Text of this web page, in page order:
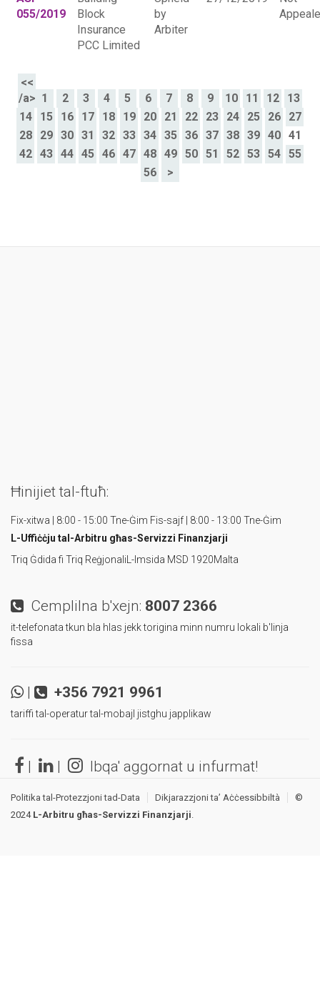
055/2019
Block
Insurance
PCC Limited
by
Arbiter
<<
/a> 1 2 3 4 5 6 7 8 9 10 11 12
13
14
15 16 17 18 19 20 21 22 23 24 25 26
27
28
29 30 31 32 33 34 35 36 37 38 39 40
41
42
43 44 45 46 47 48 49 50 51 52 53 54
55
56
>
Ħinijiet tal-ftuħ:
Fix-xitwa | 8:00 - 15:00 Tne-Ġim Fis-sajf | 8:00 - 13:00 Tne-Ġim
L-Uffiċċju tal-Arbitru għas-Servizzi Finanzjarji
Triq Ġdida fi Triq Reġjonali L-Imsida MSD 1920Malta
Cemplilna b'xejn: 8007 2366
it-telefonata tkun bla hlas jekk torigina minn numru lokali b'linja
fissa
| +356 7921 9961
tariffi tal-operatur tal-mobajl jistghu japplikaw
| | Ibqa' aggornat u infurmat!
Politika tal-Protezzjoni tad-Data Dikjarazzjoni ta’ Aċċessibbiltà
©
2024L-Arbitru għas-Servizzi Finanzjarji.